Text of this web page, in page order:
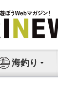
海釣り